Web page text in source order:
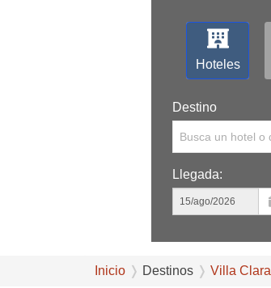
Hoteles
Destino
Busca un hotel o
Llegada:
Inicio Destinos Villa Clara